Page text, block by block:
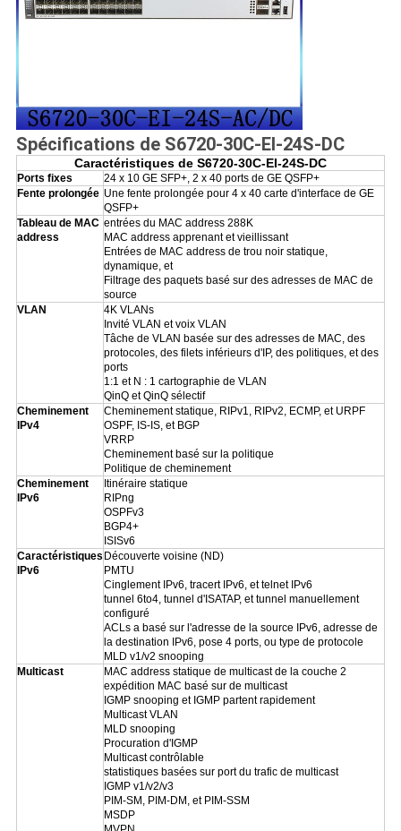
Spécifications de S6720-30C-EI-24S-DC
Caractéristiques de S6720-30C-EI-24S-DC
Ports fixes
24 x 10 GE SFP+, 2 x 40 ports de GE QSFP+
Fente prolongée Une fente prolongée pour 4 x 40 carte d'interface de GE
QSFP+
Tableau de MAC
address
entrées du MAC address 288K
MAC address apprenant et vieillissant
Entrées de MAC address de trou noir statique,
dynamique, et
Filtrage des paquets basé sur des adresses de MAC de
source
VLAN
4K VLANs
Invité VLAN et voix VLAN
Tâche de VLAN basée sur des adresses de MAC, des
protocoles, des filets inférieurs d'IP, des politiques, et des
ports
1:1 et N : 1 cartographie de VLAN
QinQ et QinQ sélectif
Cheminement
IPv4
Cheminement statique, RIPv1, RIPv2, ECMP, et URPF
OSPF, IS-IS, et BGP
VRRP
Cheminement basé sur la politique
Politique de cheminement
Cheminement
IPv6
Itinéraire statique
RIPng
OSPFv3
BGP4+
ISISv6
Caractéristiques
IPv6
Découverte voisine (ND)
PMTU
Cinglement IPv6, tracert IPv6, et telnet IPv6
tunnel 6to4, tunnel d'ISATAP, et tunnel manuellement
configuré
ACLs a basé sur l'adresse de la source IPv6, adresse de
la destination IPv6, pose 4 ports, ou type de protocole
MLD v1/v2 snooping
Multicast
MAC address statique de multicast de la couche 2
expédition MAC basé sur de multicast
IGMP snooping et IGMP partent rapidement
Multicast VLAN
MLD snooping
Procuration d'IGMP
Multicast contrôlable
statistiques basées sur port du trafic de multicast
IGMP v1/v2/v3
PIM-SM, PIM-DM, et PIM-SSM
MSDP